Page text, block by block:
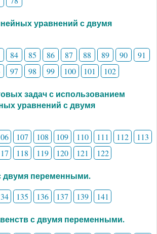
уравнений с двумя
84 85 86 87 88 89 90
91
97 98 99 100 101 102
задач с использованием
уравнений с двумя
107 108 109 110 111 112
113
118 119 120 121 122
двумя переменными.
135 136 137 139 141
с двумя переменными.